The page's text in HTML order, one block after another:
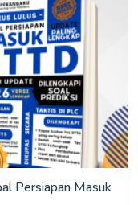
Persiapan Masuk